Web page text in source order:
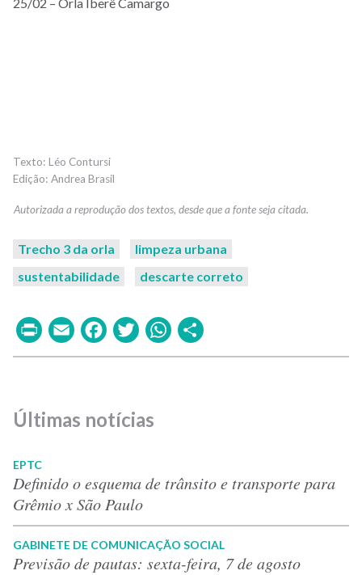
Léo Contursi
Andrea Brasil
Trecho 3 da orla
limpeza urbana
sustentabilidade
descarte correto
PrintEmailFacebook
TwitterWhatsApp
Últimas notícias
EPTC
Definido o esquema de trânsito e transporte para
Grêmio x São Paulo
GABINETE DE COMUNICAÇÃO SOCIAL
Previsão de pautas: sexta-feira, 7 de agosto